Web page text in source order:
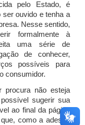
pelo Estado, é
ser ouvido e tenha a
Nesse sentido,
formalmente à
uma série de
de conhecer,
possíveis para
consumidor.
procura não esteja
sugerir sua
ao final da página
como a adesão